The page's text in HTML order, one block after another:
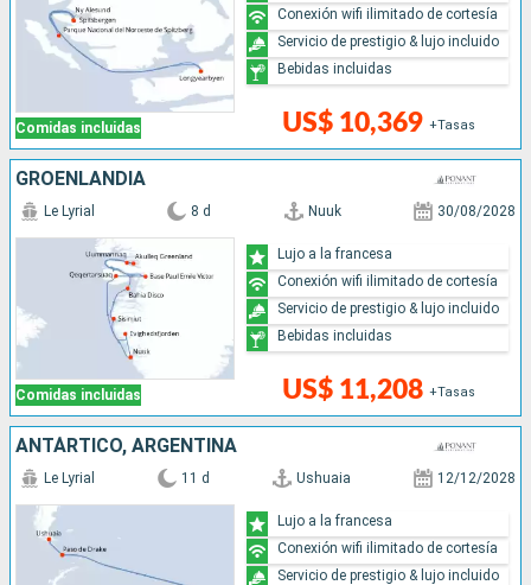
Comidas incluidas US$ 10,369 +Tasas
Conexión wifi ilimitado de cortesía
Servicio de prestigio & lujo incluido
Bebidas incluidas
GROENLANDIA
Comidas incluidas
Le Lyrial 8 d Nuuk 30/08/2028
US$ 11,208 +Tasas
Lujo a la francesa
Conexión wifi ilimitado de cortesía
Servicio de prestigio & lujo incluido
Bebidas incluidas
ANTÁRTICO, ARGENTINA
Le Lyrial 11 d Ushuaia 12/12/2028
Lujo a la francesa
Conexión wifi ilimitado de cortesía
Servicio de prestigio & lujo incluido